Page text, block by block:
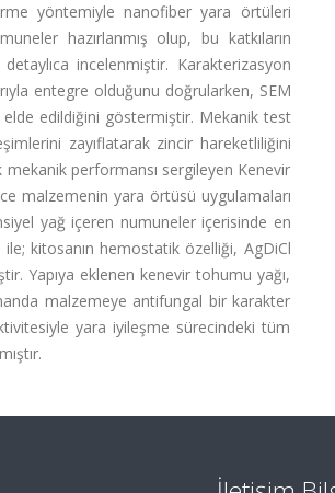
yöntemiyle nanofiber yara örtüleri
hazırlanmış olup, bu katkıların
incelenmiştir. Karakterizasyon
entegre olduğunu doğrularken, SEM
edildiğini göstermiştir. Mekanik test
zayıflatarak zincir hareketliliğini
mekanik performansı sergileyen Kenevir
malzemenin yara örtüsü uygulamaları
yağ içeren numuneler içerisinde en
kitosanın hemostatik özelliği, AgDiCl
Yapıya eklenen kenevir tohumu yağı,
malzemeye antifungal bir karakter
yara iyileşme sürecindeki tüm